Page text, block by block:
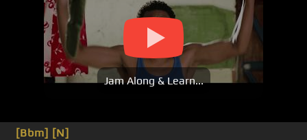
Jam Along & Learn...
[Bbm] [N]